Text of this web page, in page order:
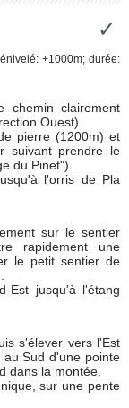
✓
+1000m; durée:
clairement
Ouest).
pierre (1200m) et
suivant prendre le
du Pinet").
l'orris de Pla
sur le sentier
rapidement une
le petit sentier de
Est jusqu'à l'étang
s'élever vers l'Est
Sud d'une pointe
dans la montée.
sur une pente